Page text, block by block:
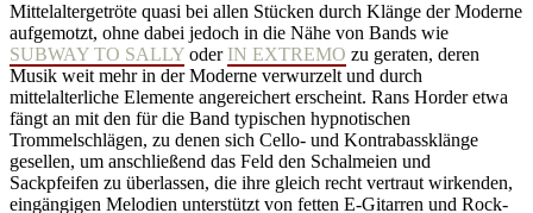
Mittelaltergetröte quasi bei allen Stücken durch Klänge der Moderne
aufgemotzt, ohne dabei jedoch in die Nähe von Bands wie
SUBWAY TO SALLY oder IN EXTREMO zu geraten, deren
Musik weit mehr in der Moderne verwurzelt und durch
mittelalterliche Elemente angereichert erscheint. Rans Horder etwa
fängt an mit den für die Band typischen hypnotischen
Trommelschlägen, zu denen sich Cello- und Kontrabassklänge
gesellen, um anschließend das Feld den Schalmeien und
Sackpfeifen zu überlassen, die ihre gleich recht vertraut wirkenden,
eingängigen Melodien unterstützt von fetten E-Gitarren und Rock-